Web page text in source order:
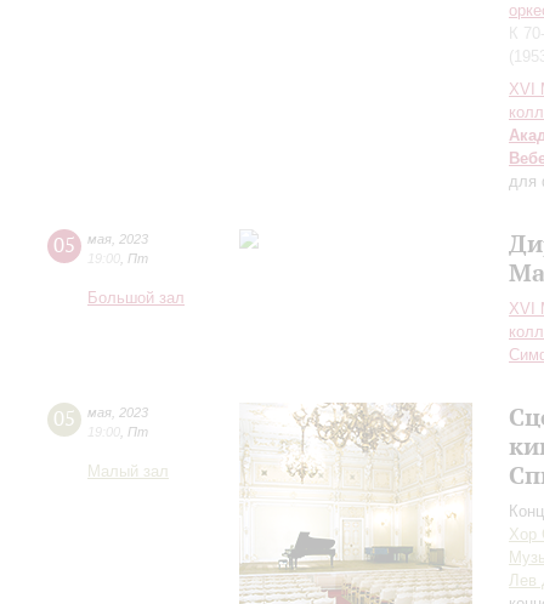
К
XVI
для
05 мая 2023
19:00 Пт
Большой зал
XVI
05 мая 2023
19:00 Пт
Малый зал
Хор
Лев